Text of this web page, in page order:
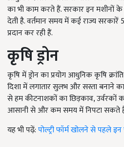
का भी काम करते हैं. सरकार इन मशीनों के
देती है. वर्तमान समय में कई राज्य
प्रदान कर रही हैं.
कृषि ड्रोन
कृषि में ड्रोन का प्रयोग आधुनिक कृषि
दिशा में लगातार सुलभ और सस्ता बनाने
से हम कीटनाशकों का छिड़काव, उर्वरकों
आसानी से और कम समय में निपटा सकते
यह भी पढ़ें:पोल्ट्री फॉर्म खोलने से पहले